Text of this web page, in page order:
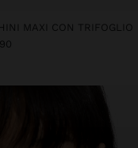
MAXI CON TRIFOGLIO